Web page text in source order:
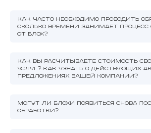
КАК ЧАСТО НЕОБХОДИМО ПРОВОДИТЬ
СКОЛЬКО ВРЕМЕНИ ЗАНИМАЕТ ПРОЦЕСС
ОТ БЛОХ?
КАК ВЫ РАСЧИТЫВАЕТЕ СТОИМОСТЬ
УСЛУГ? КАК УЗНАТЬ О ДЕЙСТВУЮЩИХ
ПРЕДЛОЖЕНИЯХ ВАШЕЙ КОМПАНИИ?
МОГУТ ЛИ БЛОХИ ПОЯВИТЬСЯ СНОВА
ОБРАБОТКИ?